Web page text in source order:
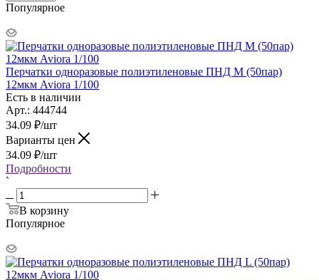
Популярное
Перчатки одноразовые полиэтиленовые ПНД M (50пар)
12мкм Aviora 1/100
Есть в наличии
Арт.: 444744
34.09 ₽/шт
Варианты цен
34.09 ₽/шт
Подробности
`
В корзину
Популярное